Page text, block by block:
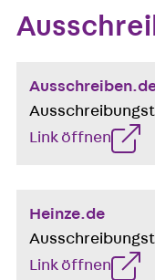
Link öffnen
Heinze.de
Link öffnen